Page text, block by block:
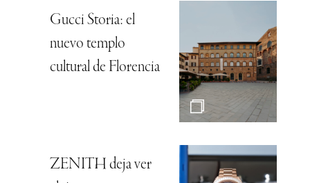
Gucci Storia: el
nuevo templo
cultural de Florencia
ZENITH deja ver